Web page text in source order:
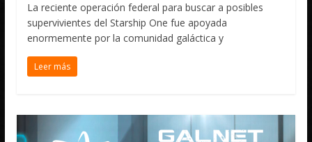
La reciente operación federal para buscar a posibles
supervivientes del Starship One fue apoyada
enormemente por la comunidad galáctica y
Leer más